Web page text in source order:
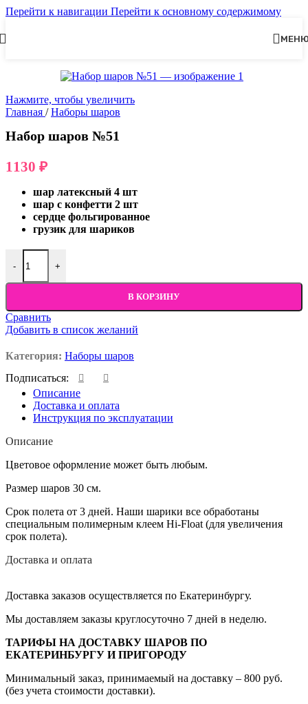
Перейти к навигации Перейти к основному содержимому
Нажмите, чтобы увеличить
Главная / Наборы шаров
Набор шаров №51
1130 ₽
шар латексный 4 шт
шар с конфетти 2 шт
сердце фольгированное
грузик для шариков
- +
В КОРЗИНУ
Сравнить
Добавить в список желаний
Категория: Наборы шаров
Подписаться:
Описание
Доставка и оплата
Инструкция по эксплуатации
Описание
Цветовое оформление может быть любым.
Размер шаров 30 см.
Срок полета от 3 дней. Наши шарики все обработаны
специальным полимерным клеем Hi-Float (для увеличения
срок полета).
Доставка и оплата
Доставка заказов осуществляется по Екатеринбургу.
Мы доставляем заказы круглосуточно 7 дней в неделю.
ТАРИФЫ НА ДОСТАВКУ ШАРОВ ПО
ЕКАТЕРИНБУРГУ И ПРИГОРОДУ
Минимальный заказ, принимаемый на доставку – 800 руб.
(без учета стоимости доставки).